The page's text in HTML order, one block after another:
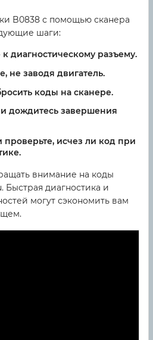
B0838 с помощью сканера
шаги:
диагностическому разъему.
не заводя двигатель.
коды на сканере.
дождитесь завершения
исчез ли код при
внимание на коды
диагностика и
могут сэкономить вам